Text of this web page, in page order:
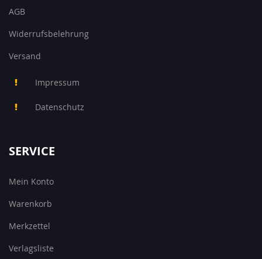
AGB
Widerrufsbelehrung
Versand
Impressum
Datenschutz
SERVICE
Mein Konto
Warenkorb
Merkzettel
Verlagsliste